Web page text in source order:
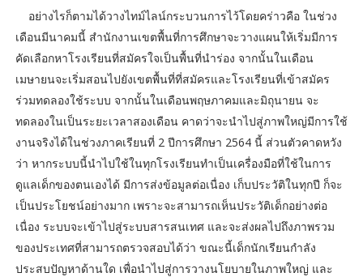
อย่างไรก็ตามได้วางไทม์ไลน์กระบวนการไว้โดยคร่าวคือ ในช่วง
เดือนมีนาคมนี้ สำนักงานเขตพื้นที่การศึกษาจะวางแผนให้เริ่มมีการ
คัดเลือกหาโรงเรียนที่สมัครใจเป็นพื้นที่นำร่อง จากนั้นในเดือน
เมษายนจะเริ่มสอนไปยังเขตพื้นที่ที่สมัครและโรงเรียนที่เข้าสมัคร
ร่วมทดลองใช้ระบบ จากนั้นในเดือนพฤษภาคมและมิถุนายน จะ
ทดลองในเป็นระยะเวลาสองเดือน คาดว่าจะนำไปสู่ภาพใหญ่มีการใช้
งานจริงได้ในช่วงภาคเรียนที่ 2 ปีการศึกษา 2564 นี้ ส่วนตัวคาดหวัง
ว่า หากระบบนี้นำไปใช้ในทุกโรงเรียนทำเป็นเครื่องมือที่ใช้ในการ
ดูแลเด็กของตนเองได้ มีการส่งข้อมูลต่อเนื่อง เก็บประวัติในทุกปี ก็จะ
เป็นประโยชน์อย่างมาก เพราะจะสามารถเห็นประวัติเด็กอย่างต่อ
เนื่อง ระบบจะเข้าไปสู่ระบบสารสนเทศ และจะส่งผลไปถึงภาพรวม
ของประเทศที่สามารถตรวจสอบได้ว่า ขณะนี้เด็กนักเรียนกำลัง
ประสบปัญหาด้านใด เพื่อนำไปสู่การวางนโยบายในภาพใหญ่ และ